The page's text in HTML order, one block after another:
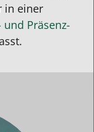
in einer
und Präsenz-